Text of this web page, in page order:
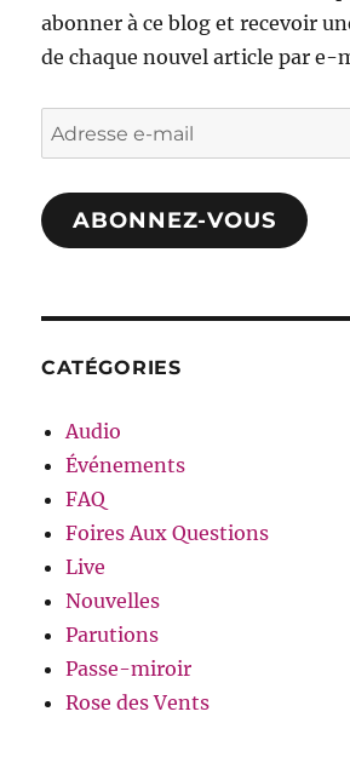
abonner à ce blog et recevoir
de chaque nouvel article par e-
Adresse
e-
mail
ABONNEZ-VOUS
CATÉGORIES
Audio
Événements
FAQ
Foires Aux Questions
Live
Nouvelles
Parutions
Passe-miroir
Rose des Vents